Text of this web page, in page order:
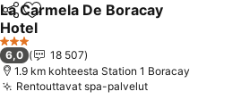
Jaa Lisää suosikkeihin
La Carmela De Boracay
Hotel
3 Tähtiluokitus
6,0
18 507
1.9 km kohteesta Station 1 Boracay
Rentouttavat spa-palvelut